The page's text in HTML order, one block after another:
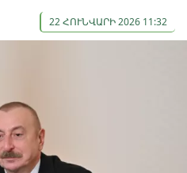
22 ՀՈՒՆՎԱՐԻ 2026 11:32